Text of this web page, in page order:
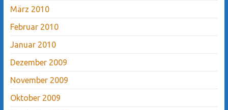
März 2010
Februar 2010
Januar 2010
Dezember 2009
November 2009
Oktober 2009